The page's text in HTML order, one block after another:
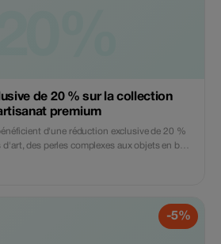
de 20 % sur la collection
premium
d'une réduction exclusive de 20 %
des perles complexes aux objets en bois
-5%